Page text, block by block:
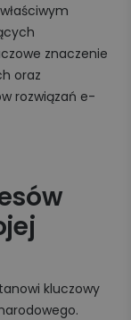
znaczenie
oraz
rozwiązań e-
kluczowy